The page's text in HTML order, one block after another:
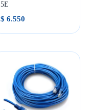
5E
$ 6.550